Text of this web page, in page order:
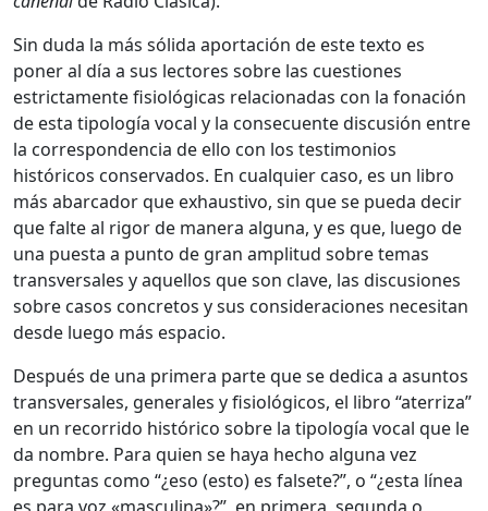
Sin duda la más sólida aportación de este texto es
poner al día a sus lectores sobre las cuestiones
estrictamente fisiológicas relacionadas con la fonación
de esta tipología vocal y la consecuente discusión entre
la correspondencia de ello con los testimonios
históricos conservados. En cualquier caso, es un libro
más abarcador que exhaustivo, sin que se pueda decir
que falte al rigor de manera alguna, y es que, luego de
una puesta a punto de gran amplitud sobre temas
transversales y aquellos que son clave, las discusiones
sobre casos concretos y sus consideraciones necesitan
desde luego más espacio.
Después de una primera parte que se dedica a asuntos
transversales, generales y fisiológicos, el libro “aterriza”
en un recorrido histórico sobre la tipología vocal que le
da nombre. Para quien se haya hecho alguna vez
preguntas como “¿eso (esto) es falsete?”, o “¿esta línea